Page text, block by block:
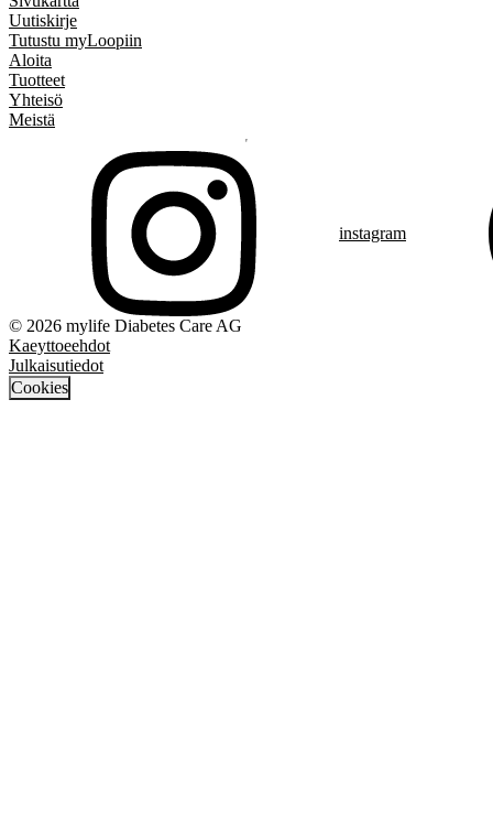
Uutiskirje
Tutustu myLoopiin
Aloita
Tuotteet
Yhteisö
Meistä
instagram
© 2026 mylife Diabetes Care AG
Kaeyttoeehdot
Julkaisutiedot
Cookies